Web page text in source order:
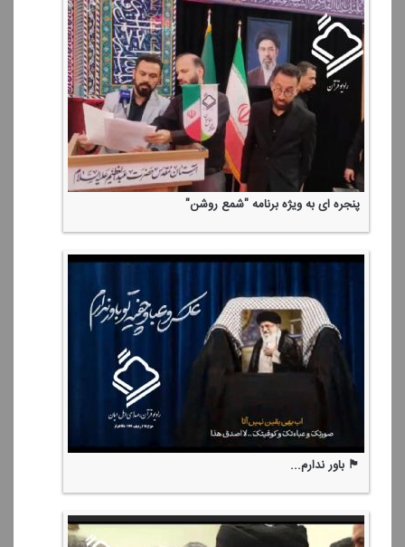
پنجره ای به ویژه برنامه "شمع روشن"
🏴 باور ندارم...